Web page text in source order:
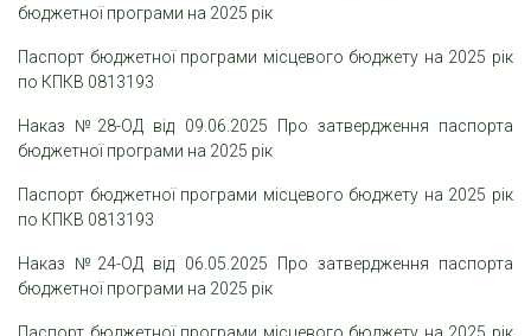
бюджетної програми на 2025 рік
Паспорт бюджетної програми місцевого бюджету на 2025 рік
по КПКВ 0813193
Наказ №28-ОД від 09.06.2025 Про затвердження паспорта
бюджетної програми на 2025 рік
Паспорт бюджетної програми місцевого бюджету на 2025 рік
по КПКВ 0813193
Наказ №24-ОД від 06.05.2025 Про затвердження паспорта
бюджетної програми на 2025 рік